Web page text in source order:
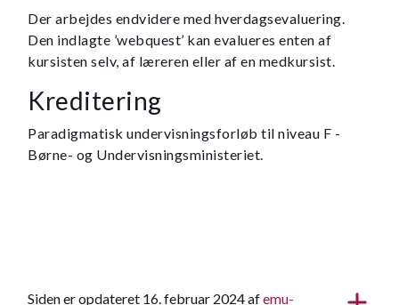
Der arbejdes endvidere med hverdagsevaluering.
Den indlagte ’webquest’ kan evalueres enten af
kursisten selv, af læreren eller af en medkursist.
Kreditering
Paradigmatisk undervisningsforløb til niveau F -
Børne- og Undervisningsministeriet.
Siden er opdateret 16. februar 2024 afemu-